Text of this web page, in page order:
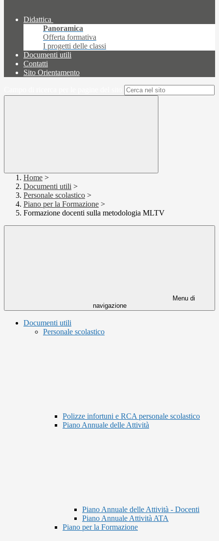
Didattica
Panoramica
Offerta formativa
I progetti delle classi
Documenti utili
Contatti
Sito Orientamento
Home >
Documenti utili >
Personale scolastico >
Piano per la Formazione >
Formazione docenti sulla metodologia MLTV
Menu di
navigazione
Documenti utili
Personale scolastico
Polizze infortuni e RCA personale scolastico
Piano Annuale delle Attività
Piano Annuale delle Attività - Docenti
Piano Annuale Attività ATA
Piano per la Formazione